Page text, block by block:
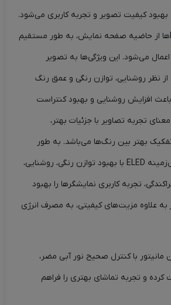
کیفیت تصویر و تجربه کاربری می‌شود.
در این فناوری، نور LED‌ها از حاضیه صفحه نمایش، به طور مستقیم
می‌شود. این ویژگی‌ها به تصویر
نظر روشنایی، توازن رنگی و عمق رنگ
می‌دهد. فناوری ELED باعث افزایش روشنایی و بهبود کنتراست
تجربه تصاویر با جزئیات بهتر،
بهتر بین رنگ‌ها می‌باشد. به طور
خلاصه، فناوری نور پس‌زمینه ELED با بهبود توازن رنگی، روشنایی،
تجربه کاربری نمایشگرها را بهبود
به علاوه مزیت‌های کیفیتی، به مصرف انرژی
مانیتور با کنترل صحیح نور آبی مضر،
و تجربه تماشای بهتری را فراهم